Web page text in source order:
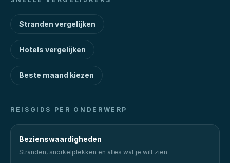
Stranden vergelijken
Hotels vergelijken
Beste maand kiezen
REISGIDS PER ONDERWERP
Bezienswaardigheden
Stranden, snorkelplekken en alles wat je wilt zien